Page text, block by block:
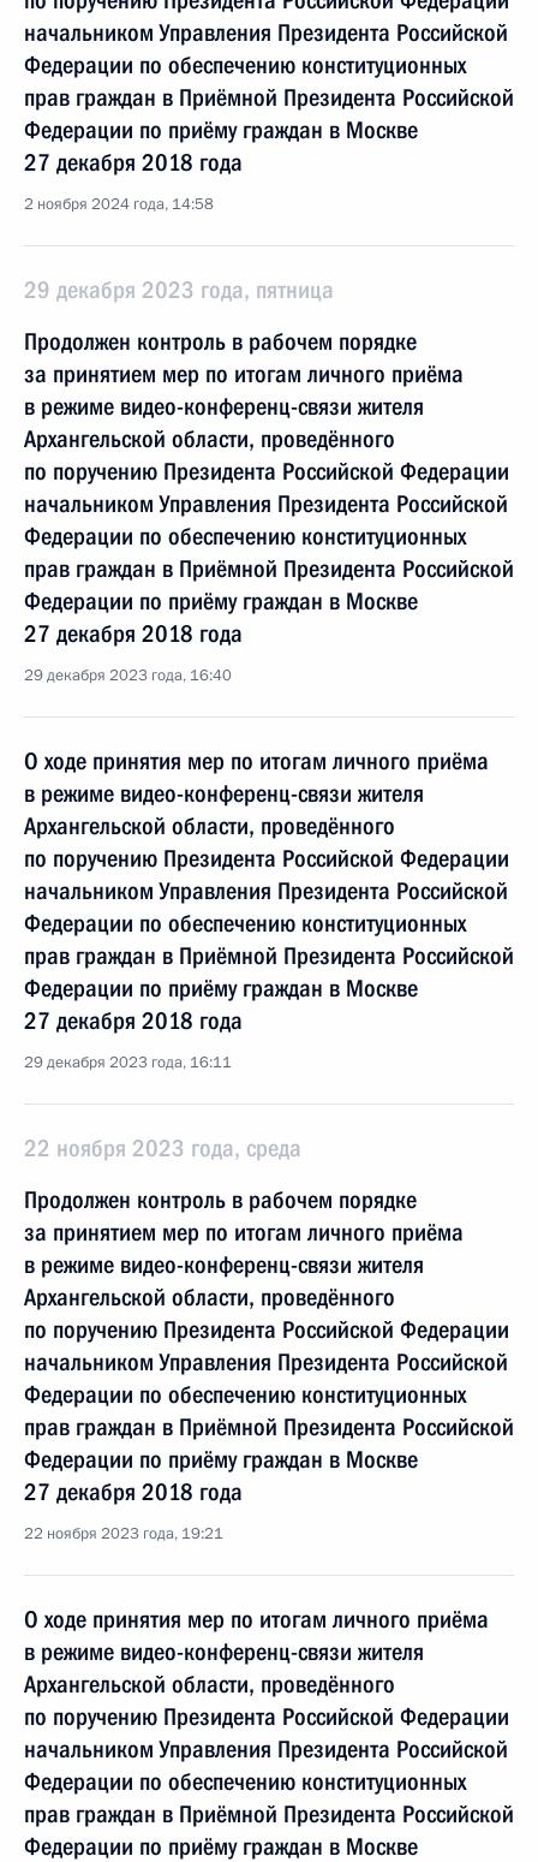
начальником Управления Президента Российской
Федерации по обеспечению конституционных
прав граждан в Приёмной Президента Российской
Федерации по приёму граждан в Москве
27 декабря 2018 года
2 ноября 2024 года, 14:58
29 декабря 2023 года, пятница
Продолжен контроль в рабочем порядке
за принятием мер по итогам личного приёма
в режиме видео-конференц-связи жителя
Архангельской области, проведённого
по поручению Президента Российской Федерации
начальником Управления Президента Российской
Федерации по обеспечению конституционных
прав граждан в Приёмной Президента Российской
Федерации по приёму граждан в Москве
27 декабря 2018 года
29 декабря 2023 года, 16:40
О ходе принятия мер по итогам личного приёма
в режиме видео-конференц-связи жителя
Архангельской области, проведённого
по поручению Президента Российской Федерации
начальником Управления Президента Российской
Федерации по обеспечению конституционных
прав граждан в Приёмной Президента Российской
Федерации по приёму граждан в Москве
27 декабря 2018 года
29 декабря 2023 года, 16:11
22 ноября 2023 года, среда
Продолжен контроль в рабочем порядке
за принятием мер по итогам личного приёма
в режиме видео-конференц-связи жителя
Архангельской области, проведённого
по поручению Президента Российской Федерации
начальником Управления Президента Российской
Федерации по обеспечению конституционных
прав граждан в Приёмной Президента Российской
Федерации по приёму граждан в Москве
27 декабря 2018 года
22 ноября 2023 года, 19:21
О ходе принятия мер по итогам личного приёма
в режиме видео-конференц-связи жителя
Архангельской области, проведённого
по поручению Президента Российской Федерации
начальником Управления Президента Российской
Федерации по обеспечению конституционных
прав граждан в Приёмной Президента Российской
Федерации по приёму граждан в Москве